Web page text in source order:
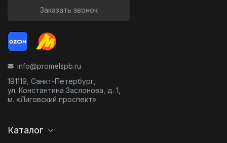
Заказать звонок
info@promelspb.ru
191119, Санкт-Петербург,
ул. Константина Заслонова, д. 1,
м. «Лиговский проспект»
Каталог